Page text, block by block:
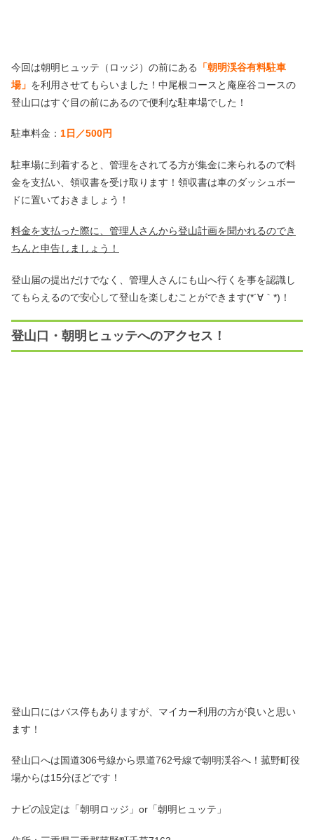
今回は朝明ヒュッテ（ロッジ）の前にある
「朝明渓谷有料駐車
場」 を利用させてもらいました！中尾根コースと庵座谷コースの
登山口はすぐ目の前にあるので便利な駐車場でした！
駐車料金： 1日／500円
駐車場に到着すると、管理をされてる方が集金に来られるので料
金を支払い、領収書を受け取ります！領収書は車のダッシュボー
ドに置いておきましょう！
料金を支払った際に、管理人さんから登山計画を聞かれるのでき
ちんと申告しましょう！
登山届の提出だけでなく、管理人さんにも山へ行くを事を認識し
てもらえるので安心して登山を楽しむことができます(*´∀｀*)！
登山口・朝明ヒュッテへのアクセス！
登山口にはバス停もありますが、マイカー利用の方が良いと思い
ます！
登山口へは国道306号線から県道762号線で朝明渓谷へ！菰野町役
場からは15分ほどです！
ナビの設定は「朝明ロッジ」or「朝明ヒュッテ」